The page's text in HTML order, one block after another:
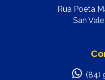
Rua Poeta
San
(84)